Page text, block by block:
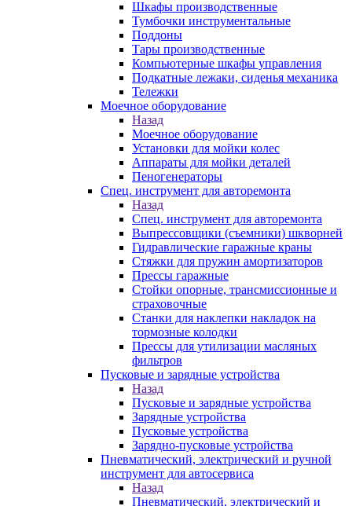
Шкафы производственные
Тумбочки инструментальные
Поддоны
Тары производственные
Компьютерные шкафы управления
Подкатные лежаки, сиденья механика
Тележки
Моечное оборудование
Назад
Моечное оборудование
Установки для мойки колес
Аппараты для мойки деталей
Пеногенераторы
Спец. инструмент для авторемонта
Назад
Спец. инструмент для авторемонта
Выпрессовщики (съемники) шкворней
Гидравлические гаражные краны
Стяжки для пружин амортизаторов
Прессы гаражные
Стойки опорные, трансмиссионные и
страховочные
Станки для наклепки накладок на
тормозные колодки
Прессы для утилизации масляных
фильтров
Пусковые и зарядные устройства
Назад
Пусковые и зарядные устройства
Зарядные устройства
Пусковые устройства
Зарядно-пусковые устройства
Пневматический, электрический и ручной
инструмент для автосервиса
Назад
Пневматический, электрический и